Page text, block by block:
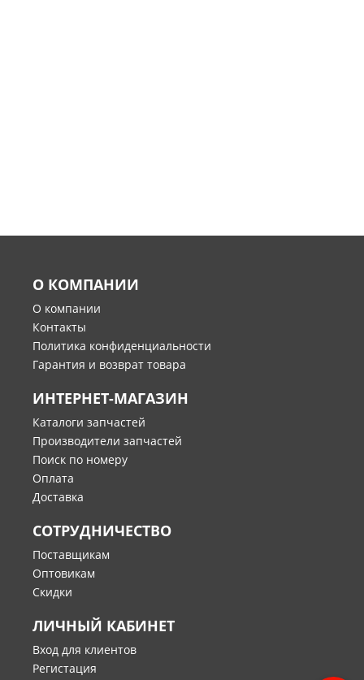
О КОМПАНИИ
О компании
Контакты
Политика конфиденциальности
Гарантия и возврат товара
ИНТЕРНЕТ-МАГАЗИН
Каталоги запчастей
Производители запчастей
Поиск по номеру
Оплата
Доставка
СОТРУДНИЧЕСТВО
Поставщикам
Оптовикам
Скидки
ЛИЧНЫЙ КАБИНЕТ
Вход для клиентов
Регистация